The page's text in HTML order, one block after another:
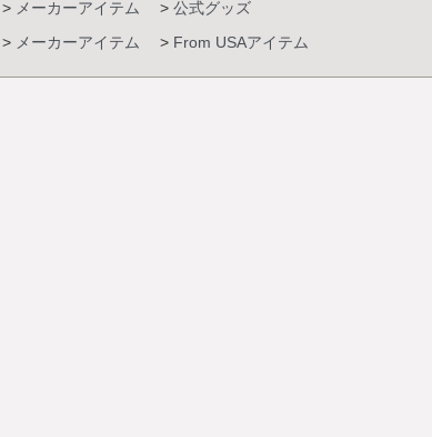
> メーカーアイテム > 公式グッズ
> メーカーアイテム > From USAアイテム